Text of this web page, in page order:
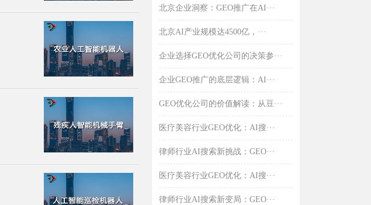
北京企业洞察：GEO推广在AI···
北京AI产业规模达4500亿，···
企业选择GEO优化公司的决策参···
企业GEO推广的底层逻辑：AI···
GEO优化公司的价值解读：从豆···
医疗美容行业GEO优化：AI搜···
律师行业AI搜索新挑战：GEO···
医疗美容行业GEO优化：AI搜···
律师行业AI搜索新变局：GEO···